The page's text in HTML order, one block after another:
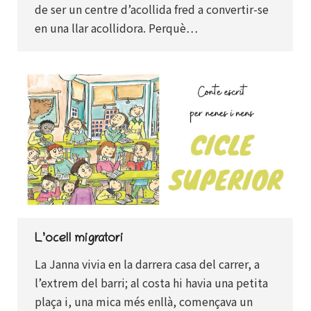
de ser un centre d’acollida fred a convertir-se
en una llar acollidora. Perquè…
L’ocell migratori
La Janna vivia en la darrera casa del carrer, a
l’extrem del barri; al costa hi havia una petita
plaça i, una mica més enllà, començava un